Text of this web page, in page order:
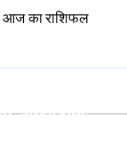
आज का राशिफल
Categories